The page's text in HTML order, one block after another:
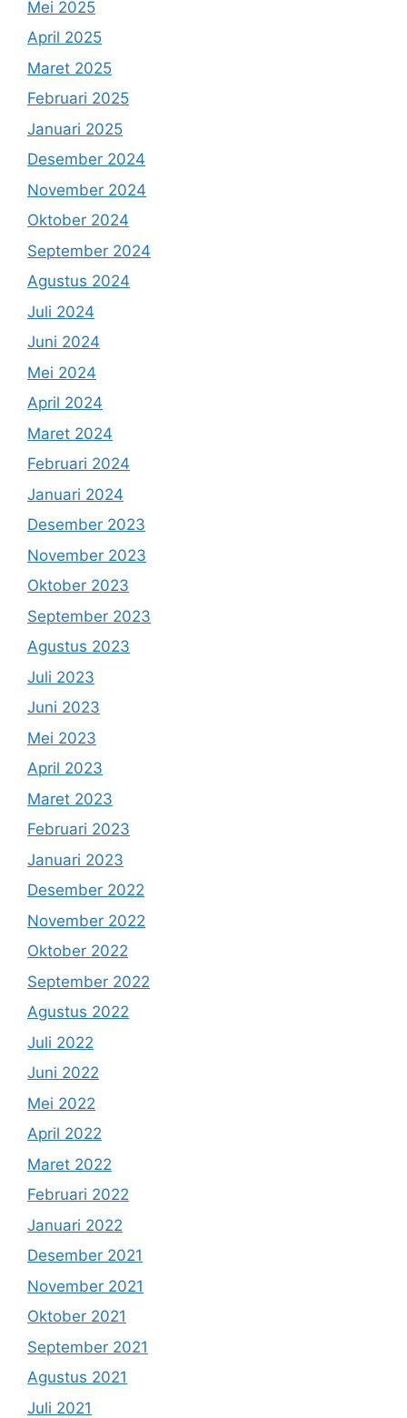
Mei 2025
April 2025
Maret 2025
Februari 2025
Januari 2025
Desember 2024
November 2024
Oktober 2024
September 2024
Agustus 2024
Juli 2024
Juni 2024
Mei 2024
April 2024
Maret 2024
Februari 2024
Januari 2024
Desember 2023
November 2023
Oktober 2023
September 2023
Agustus 2023
Juli 2023
Juni 2023
Mei 2023
April 2023
Maret 2023
Februari 2023
Januari 2023
Desember 2022
November 2022
Oktober 2022
September 2022
Agustus 2022
Juli 2022
Juni 2022
Mei 2022
April 2022
Maret 2022
Februari 2022
Januari 2022
Desember 2021
November 2021
Oktober 2021
September 2021
Agustus 2021
Juli 2021